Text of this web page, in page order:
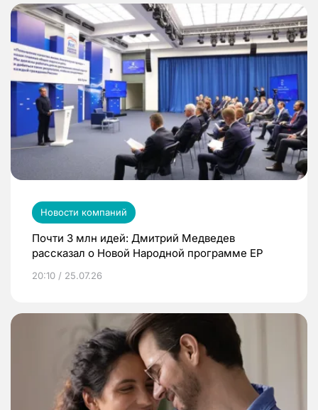
Новости компаний
Почти 3 млн идей: Дмитрий Медведев
рассказал о Новой Народной программе ЕР
20:10 / 25.07.26